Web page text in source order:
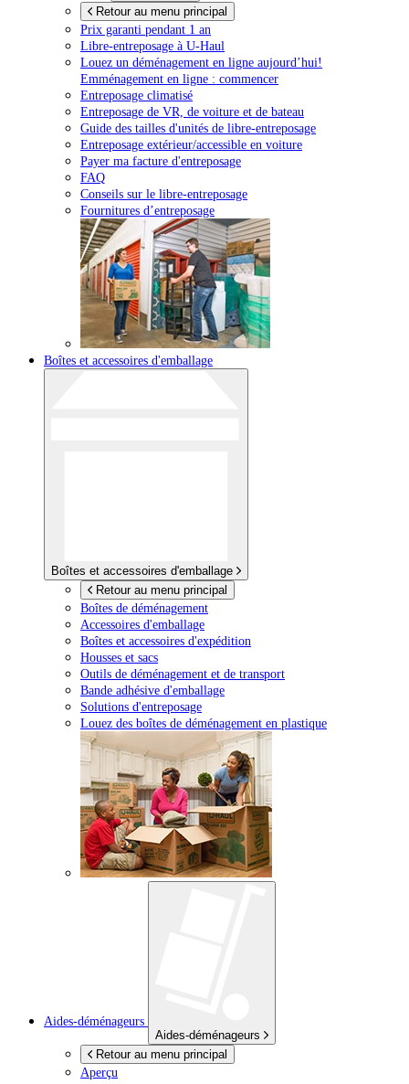
Retour au menu principal
Prix garanti pendant 1 an
Libre-entreposage à U-Haul
Louez un déménagement en ligne aujourd’hui!
Emménagement en ligne : commencer
Entreposage climatisé
Entreposage de VR, de voiture et de bateau
Guide des tailles d'unités de libre-entreposage
Entreposage extérieur/accessible en voiture
Payer ma facture d'entreposage
FAQ
Conseils sur le libre-entreposage
Fournitures d’entreposage
Boîtes et accessoires d'emballage
Boîtes et accessoires d'emballage
Retour au menu principal
Boîtes de déménagement
Accessoires d'emballage
Boîtes et accessoires d'expédition
Housses et sacs
Outils de déménagement et de transport
Bande adhésive d'emballage
Solutions d'entreposage
Louez des boîtes de déménagement en plastique
Aides-déménageurs
Aides-déménageurs
Retour au menu principal
Aperçu